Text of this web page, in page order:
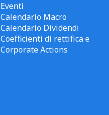
Eventi
Calendario Macro
Calendario Dividendi
Coefficienti di rettifica e
Corporate Actions